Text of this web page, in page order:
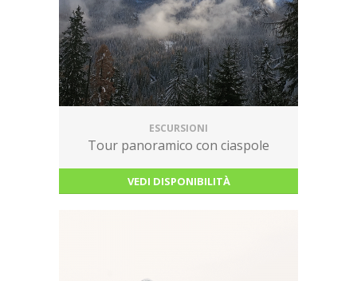
ESCURSIONI
Tour panoramico con ciaspole
VEDI DISPONIBILITÀ